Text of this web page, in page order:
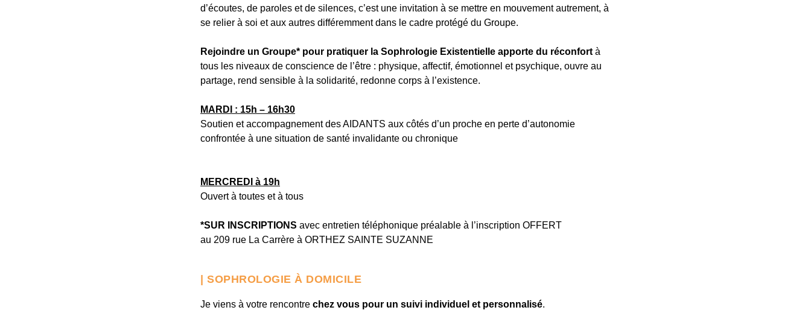
d’écoutes, de paroles et de silences, c’est une invitation à se mettre en mouvement autrement, à
se relier à soi et aux autres différemment dans le cadre protégé du Groupe.
Rejoindre un Groupe* pour pratiquer la Sophrologie Existentielle apporte du réconfortà
tous les niveaux de conscience de l’être : physique, affectif, émotionnel et psychique, ouvre au
partage, rend sensible à la solidarité, redonne corps à l’existence.
MARDI : 15h – 16h30
Soutien et accompagnement des AIDANTS aux côtés d’un proche en perte d’autonomie
confrontée à une situation de santé invalidante ou chronique
MERCREDI à 19h
Ouvert à toutes et à tous
*SUR INSCRIPTIONS avec entretien téléphonique préalable à l’inscription OFFERT
au 209 rue La Carrère à ORTHEZ SAINTE SUZANNE
| SOPHROLOGIE À DOMICILE
Je viens à votre rencontre chez vous pour un suivi individuel et personnalisé.